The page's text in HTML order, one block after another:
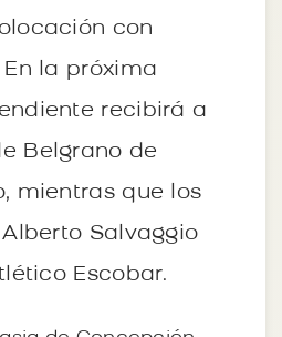
con
la próxima
recibirá a
Belgrano de
mientras que los
Salvaggio
Escobar.